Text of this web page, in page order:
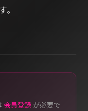
。
会員登録 が必要で